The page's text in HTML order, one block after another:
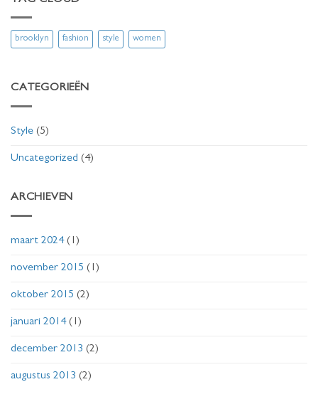
brooklyn fashion style women
CATEGORIEËN
Style (5)
Uncategorized (4)
ARCHIEVEN
maart 2024(1)
november 2015 (1)
oktober 2015 (2)
januari 2014(1)
december 2013 (2)
augustus 2013 (2)